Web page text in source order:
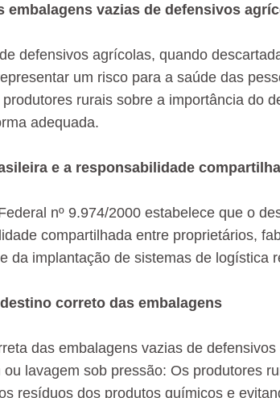
embalagens vazias de defensivos
defensivos agrícolas, quando
um risco para a saúde das
rurais sobre a importância do
adequada.
e a responsabilidade
nº 9.974/2000 estabelece que o
compartilhada entre proprietários,
da implantação de sistemas de logística
correto das embalagens
das embalagens vazias de
lavagem sob pressão: Os produtores
resíduos dos produtos químicos e